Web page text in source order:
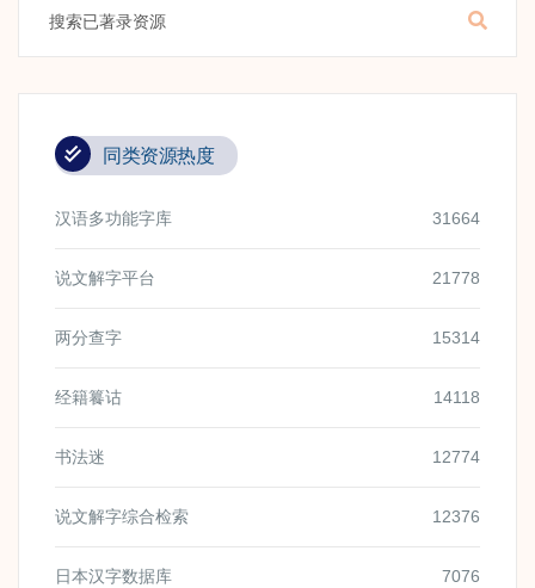
同类资源热度
汉语多功能字库 31664
说文解字平台 21778
两分查字 15314
经籍籑诂 14118
书法迷 12774
说文解字综合检索 12376
日本汉字数据库 7076